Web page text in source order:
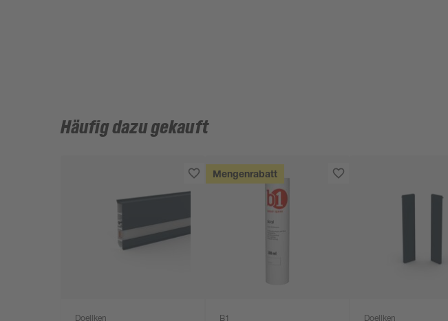
Häufig dazu gekauft
Doellken
Mengenrabatt
B1 Doellken